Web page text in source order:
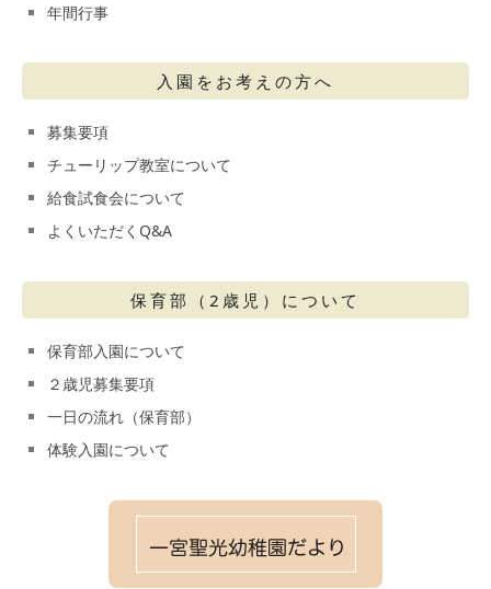
年間行事
入園をお考えの方へ
募集要項
チューリップ教室について
給食試食会について
よくいただくQ&A
保育部（2歳児）について
保育部入園について
２歳児募集要項
一日の流れ（保育部）
体験入園について